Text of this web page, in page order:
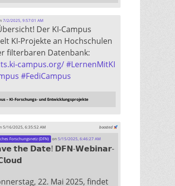
7/2/2025, 9:57:01 AM
Der KI-Campus
KI-Projekte an Hochschulen
filterbaren Datenbank:
campus.org/#LernenMitKI
#FediCampus
– KI-Forschungs- und Entwicklungsprojekte
boosted
5/16/2025, 6:35:52 AM
Forschungsnetz (DFN) on5/15/2025, 6:46:27 AM
𝘁𝗵𝗲 𝗗𝗮𝘁𝗲! 𝗗𝗙𝗡-𝗪𝗲𝗯𝗶𝗻𝗮𝗿-
22. Mai 2025, findet